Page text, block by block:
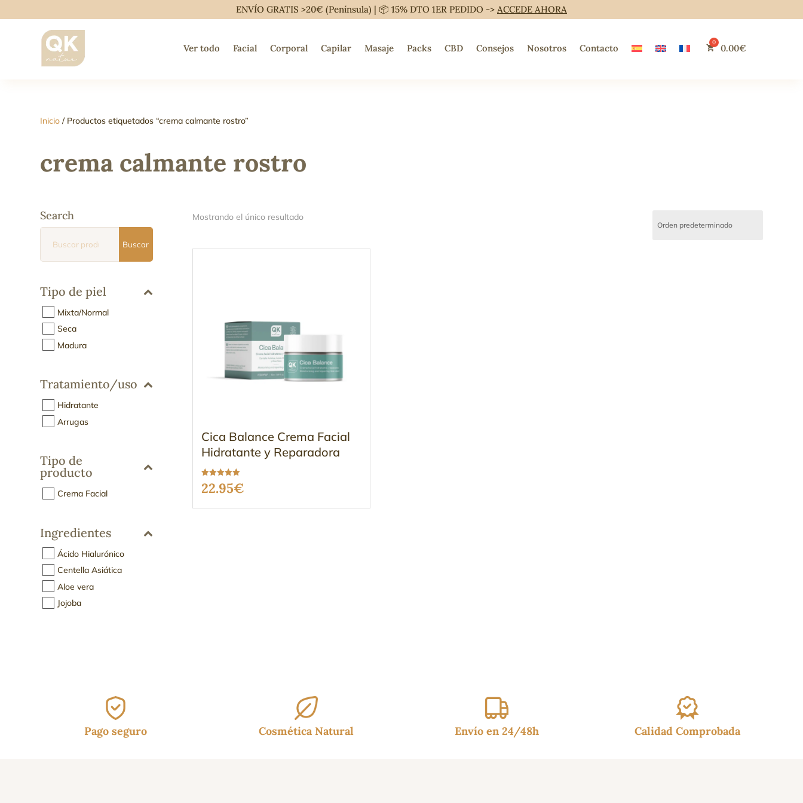
ENVÍO GRATIS >20€ (Península) | 📦 15% DTO 1ER PEDIDO -> ACCEDE AHORA
Ver todo Facial Corporal Capilar Masaje Packs CBD Consejos Nosotros Contacto 0.00€
Inicio / Productos etiquetados “crema calmante rostro”
crema calmante rostro
Search
por:
Buscar
Tipo de piel
Mixta/Normal
Seca
Madura
Tratamiento/uso
Hidratante
Arrugas
Tipo de
producto
Crema Facial
Ingredientes
Ácido Hialurónico
Centella Asiática
Aloe vera
Jojoba
Mostrando el único resultado
Cica Balance Crema Facial
Hidratante y Reparadora
Valorado
con
22.95€
Pago seguro Cosmética Natural Envío en 24/48h Calidad Comprobada